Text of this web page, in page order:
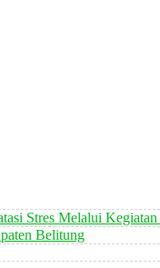
Stres Melalui
Belitung